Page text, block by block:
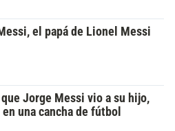
el papá de Lionel Messi
Jorge Messi vio a su hijo,
una cancha de fútbol